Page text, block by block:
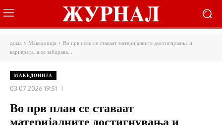
дома Македонија
Во прв план се ставаат материјалните достигнувања и
кариерата, а се заборава...
МАКЕДОНИЈА
03.07.2026 19:51
Во прв план се ставаат
материјалните достигнувања и